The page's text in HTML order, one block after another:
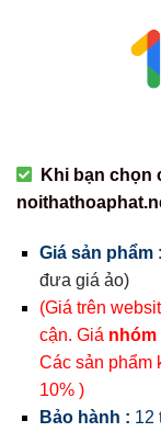
Khi bạn chọn
Giá sản phẩm:
đưa giá ảo)
(Giá trên
cận. Giá nhóm
Các sản phẩm
10% )
Bảo hành : 12